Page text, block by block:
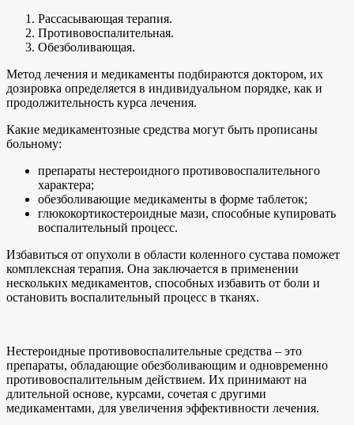
Рассасывающая терапия.
Противовоспалительная.
Обезболивающая.
Метод лечения и медикаменты подбираются доктором, их
дозировка определяется в индивидуальном порядке, как и
продолжительность курса лечения.
Какие медикаментозные средства могут быть прописаны
больному:
препараты нестероидного противовоспалительного
характера;
обезболивающие медикаменты в форме таблеток;
глюкокортикостероидные мази, способные купировать
воспалительный процесс.
Избавиться от опухоли в области коленного сустава поможет
комплексная терапия. Она заключается в применении
нескольких медикаментов, способных избавить от боли и
остановить воспалительный процесс в тканях.
Нестероидные противовоспалительные средства – это
препараты, обладающие обезболивающим и одновременно
противовоспалительным действием. Их принимают на
длительной основе, курсами, сочетая с другими
медикаментами, для увеличения эффективности лечения.